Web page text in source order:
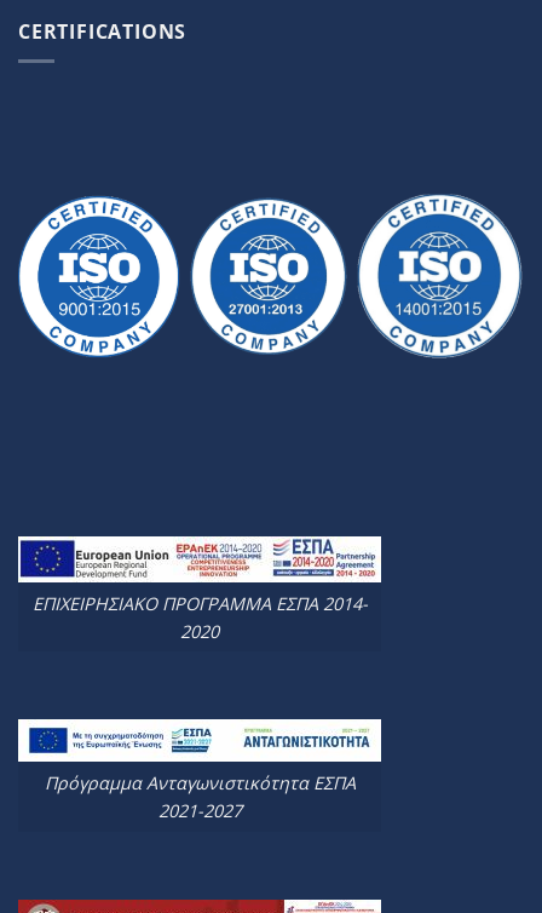
CERTIFICATIONS
ΕΠΙΧΕΙΡΗΣΙΑΚΟ ΠΡΟΓΡΑΜΜΑ ΕΣΠΑ 2014-
2020
Πρόγραμμα Ανταγωνιστικότητα ΕΣΠΑ
2021-2027